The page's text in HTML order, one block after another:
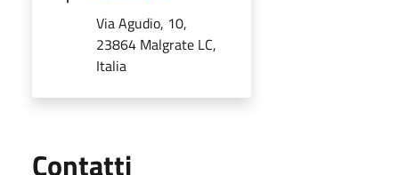
Via Agudio, 10,
23864 Malgrate LC,
Italia
Contatti